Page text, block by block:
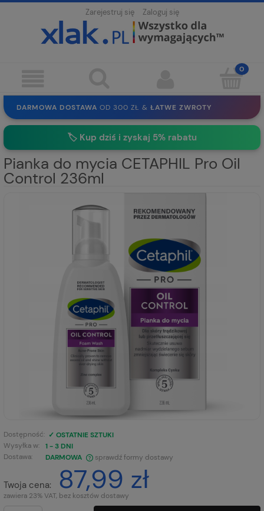
Zarejestruj się Zaloguj się
DARMOWA DOSTAWA OD 300 ZŁ & ŁATWE ZWROTY
100 DNI NA ZWROT BEZ REJESTRACJI
🏷️ Kup dziś i zyskaj 5% rabatu
Pianka do mycia CETAPHIL Pro Oil
Control 236ml
Dostępność: ✓ OSTATNIE SZTUKI
Wysyłka w:
1 - 3 DNI
Dostawa:
DARMOWA
CENA NIE ZAWIERA EWENTUALNYCH KOSZTÓW PŁATNOŚCI
sprawdź formy dostawy
Twoja cena: 87,99 zł
zawiera 23% VAT, bez kosztów dostawy